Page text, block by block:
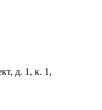
д. 1, к. 1,